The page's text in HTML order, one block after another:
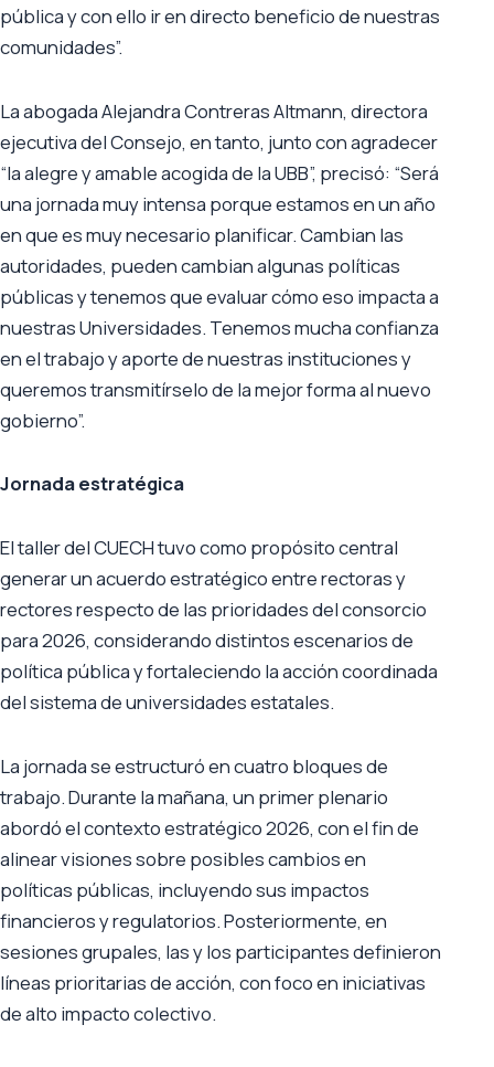
pública y con ello ir en directo beneficio de nuestras
comunidades”.
La abogada Alejandra Contreras Altmann, directora
ejecutiva del Consejo, en tanto, junto con agradecer
“la alegre y amable acogida de la UBB”, precisó: “Será
una jornada muy intensa porque estamos en un año
en que es muy necesario planificar. Cambian las
autoridades, pueden cambian algunas políticas
públicas y tenemos que evaluar cómo eso impacta a
nuestras Universidades. Tenemos mucha confianza
en el trabajo y aporte de nuestras instituciones y
queremos transmitírselo de la mejor forma al nuevo
gobierno”.
Jornada estratégica
El taller del CUECH tuvo como propósito central
generar un acuerdo estratégico entre rectoras y
rectores respecto de las prioridades del consorcio
para 2026, considerando distintos escenarios de
política pública y fortaleciendo la acción coordinada
del sistema de universidades estatales.
La jornada se estructuró en cuatro bloques de
trabajo. Durante la mañana, un primer plenario
abordó el contexto estratégico 2026, con el fin de
alinear visiones sobre posibles cambios en
políticas públicas, incluyendo sus impactos
financieros y regulatorios. Posteriormente, en
sesiones grupales, las y los participantes definieron
líneas prioritarias de acción, con foco en iniciativas
de alto impacto colectivo.